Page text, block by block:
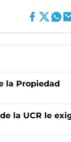
la Propiedad
la UCR le